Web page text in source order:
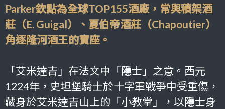
Parker欽點為全球TOP155酒廠，常與積架酒
莊（E. Guigal）、夏伯帝酒莊（Chapoutier）
角逐隆河酒王的寶座。
「艾米達吉」在法文中「隱士」之意。西元
1224年，史坦堡騎士於十字軍戰爭中受重傷，
藏身於艾米達吉山上的「小教堂」，以隱士身